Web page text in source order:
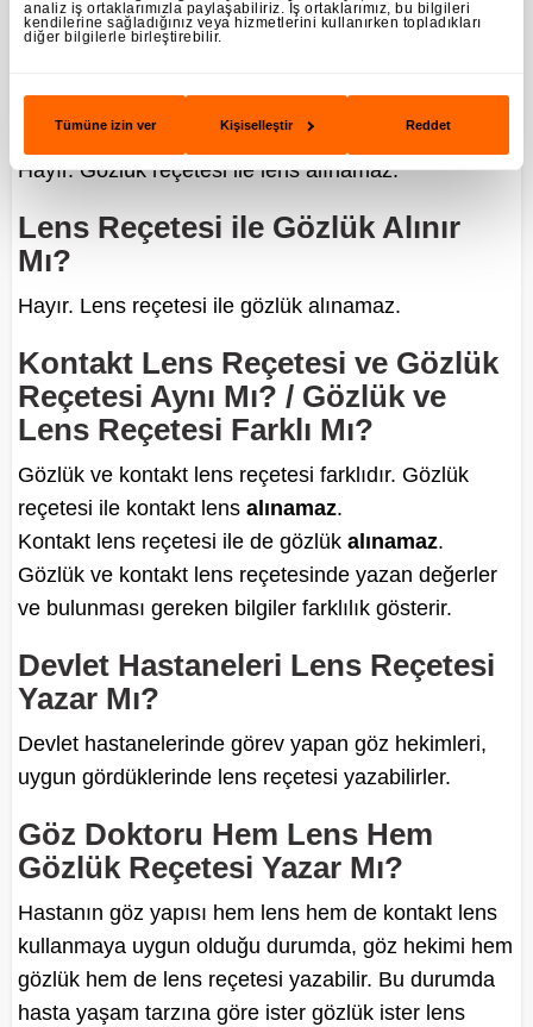
analiz iş ortaklarımızla paylaşabiliriz. İş ortaklarımız, bu bilgileri
kendilerine sağladığınız veya hizmetlerini kullanırken topladıkları
diğer bilgilerle birleştirebilir.
Tümüne izin ver Kişiselleştir Reddet
lens kullanmanızın bir sakıncası bulunmamaktadır.
Gözlük Reçetesi ile Lens Alınabilir
mi?
Hayır. Gözlük reçetesi ile lens alınamaz.
Lens Reçetesi ile Gözlük Alınır
Mı?
Hayır. Lens reçetesi ile gözlük alınamaz.
Kontakt Lens Reçetesi ve Gözlük
Reçetesi Aynı Mı? / Gözlük ve
Lens Reçetesi Farklı Mı?
Gözlük ve kontakt lens reçetesi farklıdır. Gözlük
reçetesi ile kontakt lens alınamaz.
Kontakt lens reçetesi ile de gözlük alınamaz.
Gözlük ve kontakt lens reçetesinde yazan değerler
ve bulunması gereken bilgiler farklılık gösterir.
Devlet Hastaneleri Lens Reçetesi
Yazar Mı?
Devlet hastanelerinde görev yapan göz hekimleri,
uygun gördüklerinde lens reçetesi yazabilirler.
Göz Doktoru Hem Lens Hem
Gözlük Reçetesi Yazar Mı?
Hastanın göz yapısı hem lens hem de kontakt lens
kullanmaya uygun olduğu durumda, göz hekimi hem
gözlük hem de lens reçetesi yazabilir. Bu durumda
hasta yaşam tarzına göre ister gözlük ister lens